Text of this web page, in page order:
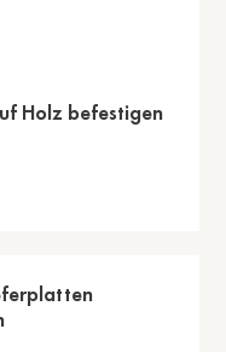
Holz befestigen